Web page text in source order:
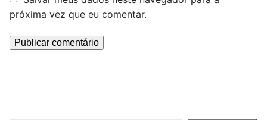
próxima vez que eu comentar.